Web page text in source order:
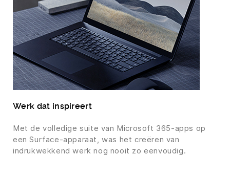
Werk dat inspireert
Met de volledige suite van Microsoft 365-apps op
een Surface-apparaat, was het creëren van
indrukwekkend werk nog nooit zo eenvoudig.